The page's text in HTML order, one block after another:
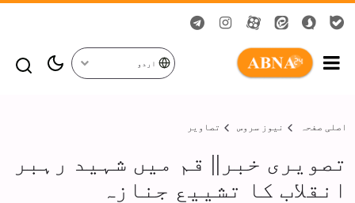
اردو
اصلی صفحہ نیوز سروس تصاویر
تصویری خبر|| قم میں شہید رہبر
انقلاب کا تشییع جنازہ